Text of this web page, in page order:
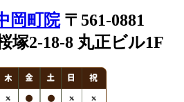
〒561-0881
塚2-18-8 丸正ビル1F